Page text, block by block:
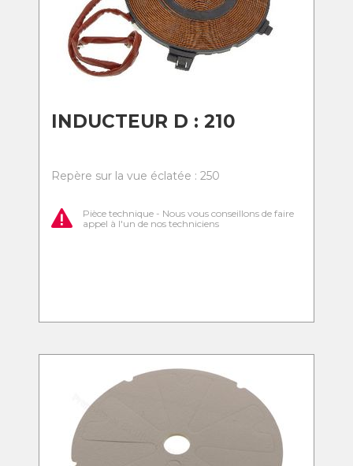
INDUCTEUR D : 210
Repère sur la vue éclatée : 250
Pièce technique - Nous vous conseillons de faire
appel à l'un de nos techniciens